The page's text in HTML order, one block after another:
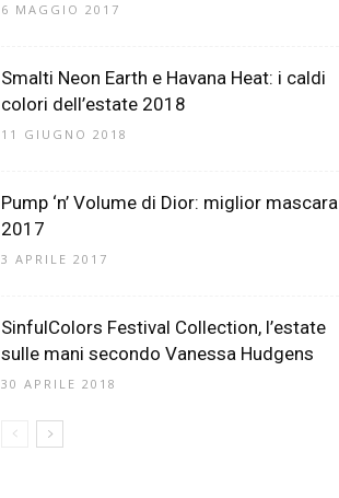
6 MAGGIO 2017
Smalti Neon Earth e Havana Heat: i caldi
colori dell’estate 2018
11 GIUGNO 2018
Pump ‘n’ Volume di Dior: miglior mascara
2017
3 APRILE 2017
SinfulColors Festival Collection, l’estate
sulle mani secondo Vanessa Hudgens
30 APRILE 2018